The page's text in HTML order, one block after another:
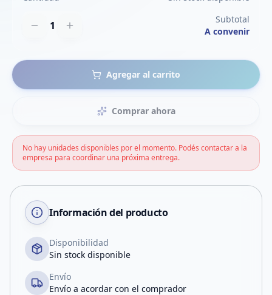
1
Subtotal
A convenir
Agregar al carrito
Comprar ahora
No hay unidades disponibles por el momento. Podés contactar a la
empresa para coordinar una próxima entrega.
Información del producto
Disponibilidad
Sin stock disponible
Envío
Envío a acordar con el comprador